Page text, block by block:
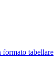
tabellare